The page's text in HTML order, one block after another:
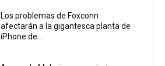
Los problemas de Foxconn
afectarán a la gigantesca planta de
iPhone de...